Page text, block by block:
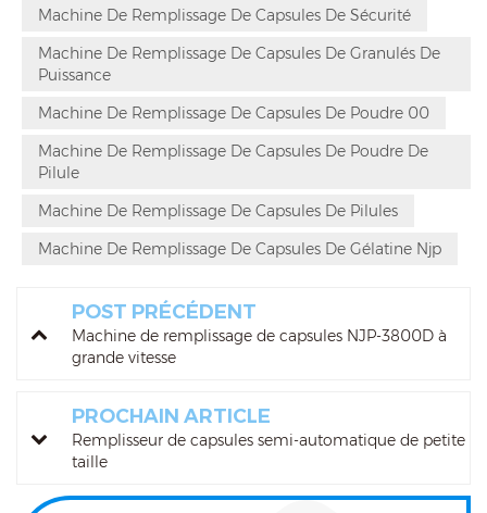
Machine De Remplissage De Capsules De Sécurité
Machine De Remplissage De Capsules De Granulés De
Puissance
Machine De Remplissage De Capsules De Poudre 00
Machine De Remplissage De Capsules De Poudre De
Pilule
Machine De Remplissage De Capsules De Pilules
Machine De Remplissage De Capsules De Gélatine Njp
POST PRÉCÉDENT
Machine de remplissage de capsules NJP-3800D à
grande vitesse
PROCHAIN ARTICLE
Remplisseur de capsules semi-automatique de petite
taille